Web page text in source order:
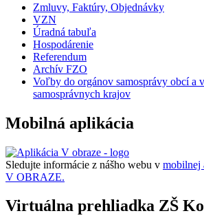
Zmluvy, Faktúry, Objednávky
VZN
Úradná tabuľa
Hospodárenie
Referendum
Archív FZO
Voľby do orgánov samosprávy obcí a
samosprávnych krajov
Mobilná aplikácia
Sledujte informácie z nášho webu v mobilnej
V OBRAZE.
Virtuálna prehliadka ZŠ